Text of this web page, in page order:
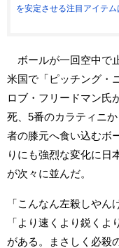
を安定させる注目アイテム
ボールが一回空中で
米国で「ピッチング・
ロブ・フリードマン氏
死、5番のカラティニ
者の膝元へ食い込むボ
りにも強烈な変化に日
が次々に並んだ。
「こんなん左殺しやん
「より速くより鋭く
がある。まさしく必殺